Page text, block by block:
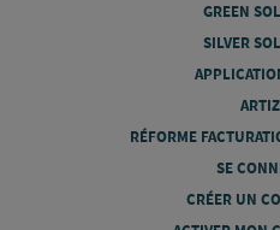
GREEN
SILVER
RÉFORME
SE
CRÉER UN